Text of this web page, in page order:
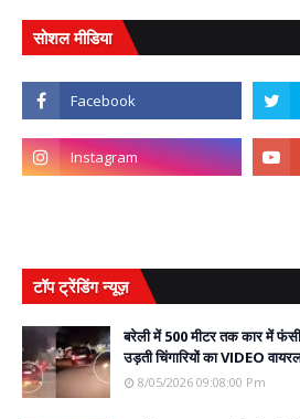
सोशल मीडिया
टॉप ट्रेंडिंग न्यूज़
बरेली में 500 मीटर तक कार में
उड़ती चिंगारियों का VIDEO
8/05/2026 09:08:00 Pm